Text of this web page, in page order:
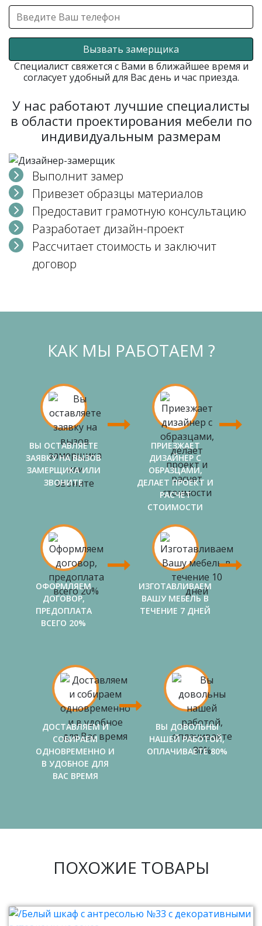
Вызвать замерщика
Специалист свяжется с Вами в ближайшее время и
согласует удобный для Вас день и час приезда.
У нас работают лучшие специалисты
в области проектирования мебели по
индивидуальным размерам
Выполнит замер
Привезет образцы материалов
Предоставит грамотную консультацию
Разработает дизайн-проект
Рассчитает стоимость и заключит
договор
КАК МЫ РАБОТАЕМ ?
ВЫ ОСТАВЛЯЕТЕ
ЗАЯВКУ НА ВЫЗОВ
ЗАМЕРЩИКА ИЛИ
ЗВОНИТЕ
ПРИЕЗЖАЕТ
ДИЗАЙНЕР С
ОБРАЗЦАМИ,
ДЕЛАЕТ ПРОЕКТ И
РАСЧЕТ
СТОИМОСТИ
ОФОРМЛЯЕМ
ДОГОВОР,
ПРЕДОПЛАТА
ВСЕГО 20%
ИЗГОТАВЛИВАЕМ
ВАШУ МЕБЕЛЬ В
ТЕЧЕНИЕ 7 ДНЕЙ
ДОСТАВЛЯЕМ И
СОБИРАЕМ
ОДНОВРЕМЕННО И
В УДОБНОЕ ДЛЯ
ВАС ВРЕМЯ
ВЫ ДОВОЛЬНЫ
НАШЕЙ РАБОТОЙ,
ОПЛАЧИВАЕТЕ 80%
ПОХОЖИЕ ТОВАРЫ